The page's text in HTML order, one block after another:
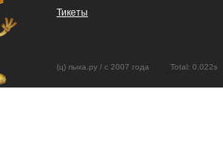
Тикеты
(ц) пыха.ру / с 2007 года Total: